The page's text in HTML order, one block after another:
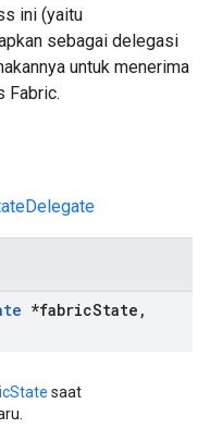
ini (yaitu
sebagai delegasi
untuk menerima
Fabric.
*fabricState ,
saat